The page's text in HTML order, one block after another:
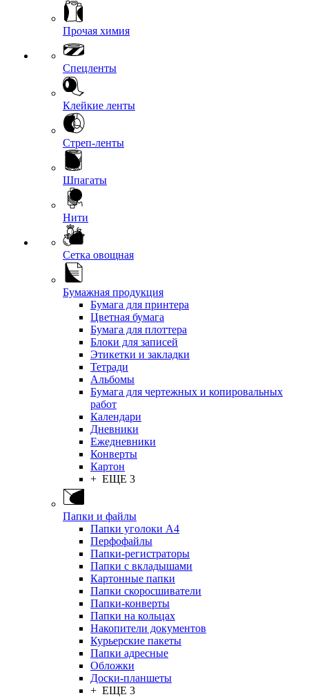
Прочая химия
Спецленты
Клейкие ленты
Стреп-ленты
Шпагаты
Нити
Сетка овощная
Бумажная продукция
Бумага для принтера
Цветная бумага
Бумага для плоттера
Блоки для записей
Этикетки и закладки
Тетради
Альбомы
Бумага для чертежных и копировальных
работ
Календари
Дневники
Ежедневники
Конверты
Картон
+ ЕЩЕ 3
Папки и файлы
Папки уголоки А4
Перфофайлы
Папки-регистраторы
Папки с вкладышами
Картонные папки
Папки скоросшиватели
Папки-конверты
Папки на кольцах
Накопители документов
Курьерские пакеты
Папки адресные
Обложки
Доски-планшеты
+ ЕЩЕ 3